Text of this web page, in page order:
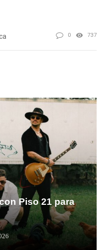
0 737
Piso 21 para